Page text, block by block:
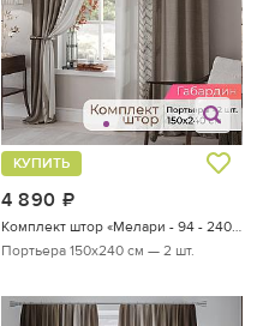
4 890
КУПИТЬ
Комплект штор «Мелари - 94 - 240 см»
Портьера 150х240 см — 2 шт.